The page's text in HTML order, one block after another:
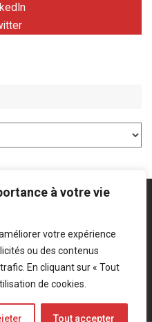
à votre vie
votre expérience
ou des contenus
En cliquant sur « Tout
de cookies.
Tout accepter